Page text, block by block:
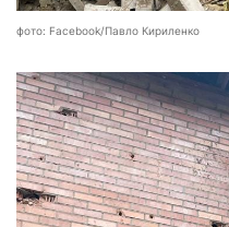
фото: Facebook/Павло Кириленко